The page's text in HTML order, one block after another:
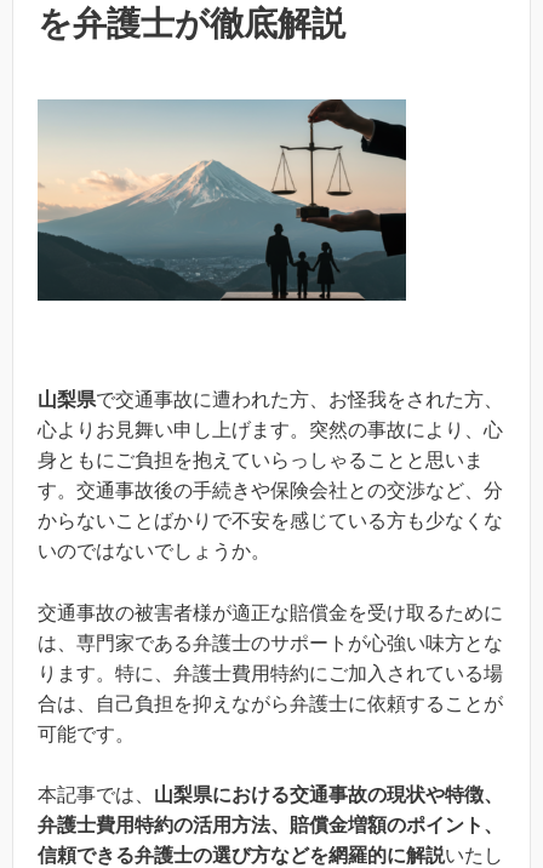
を弁護士が徹底解説
山梨県で交通事故に遭われた方、お怪我をされた方、
心よりお見舞い申し上げます。突然の事故により、心
身ともにご負担を抱えていらっしゃることと思いま
す。交通事故後の手続きや保険会社との交渉など、分
からないことばかりで不安を感じている方も少なくな
いのではないでしょうか。
交通事故の被害者様が適正な賠償金を受け取るために
は、専門家である弁護士のサポートが心強い味方とな
ります。特に、弁護士費用特約にご加入されている場
合は、自己負担を抑えながら弁護士に依頼することが
可能です。
本記事では、 山梨県における交通事故の現状や特徴、
弁護士費用特約の活用方法、賠償金増額のポイント、
信頼できる弁護士の選び方などを網羅的に解説いたし